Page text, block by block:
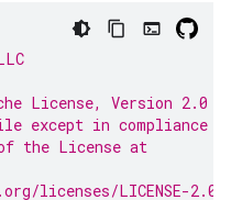
License, Version
except in compliance
the License at
licenses/LICENSE-2.0